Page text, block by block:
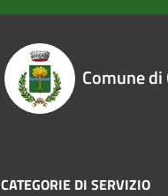
Comune
CATEGORIE DI SERVIZIO